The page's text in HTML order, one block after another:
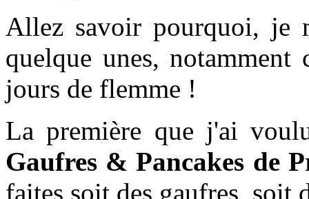
Allez savoir pourquoi, je
quelque unes,
jours de flemme !
La première que j'ai
Gaufres & Pancakes de
faites soit des gaufres, soit